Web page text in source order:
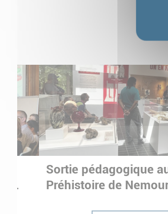
Sortie pédagogique
Préhistoire de